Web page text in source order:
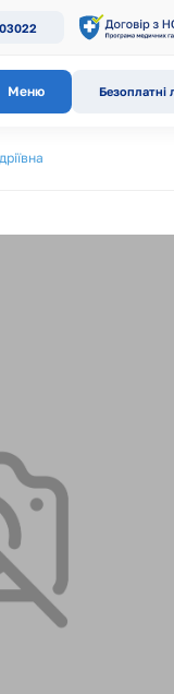
Меню Безоплатні